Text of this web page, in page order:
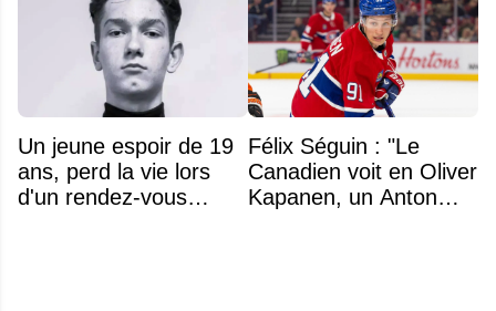
Un jeune espoir de 19
ans, perd la vie lors
d'un rendez-vous
Félix Séguin : "Le
Canadien voit en Oliver
Kapanen, un Anton